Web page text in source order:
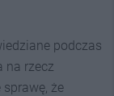
podczas
na rzecz
że